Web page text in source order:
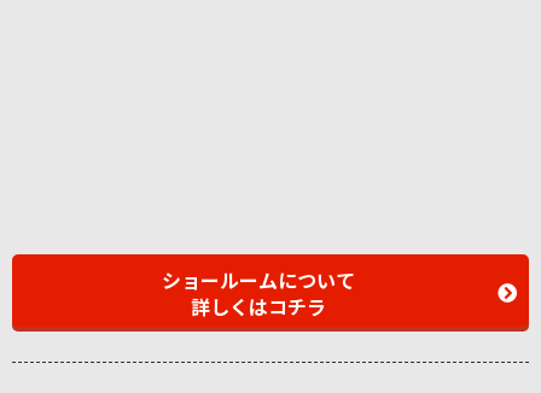
ショールームについて
詳しくはコチラ